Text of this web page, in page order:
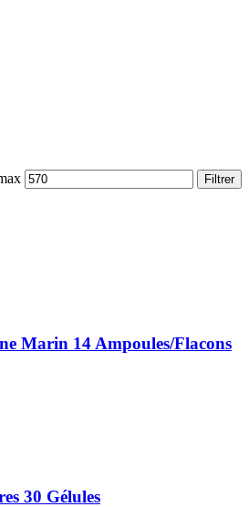
Filtrer
Marin 14 Ampoules/Flacons
30 Gélules